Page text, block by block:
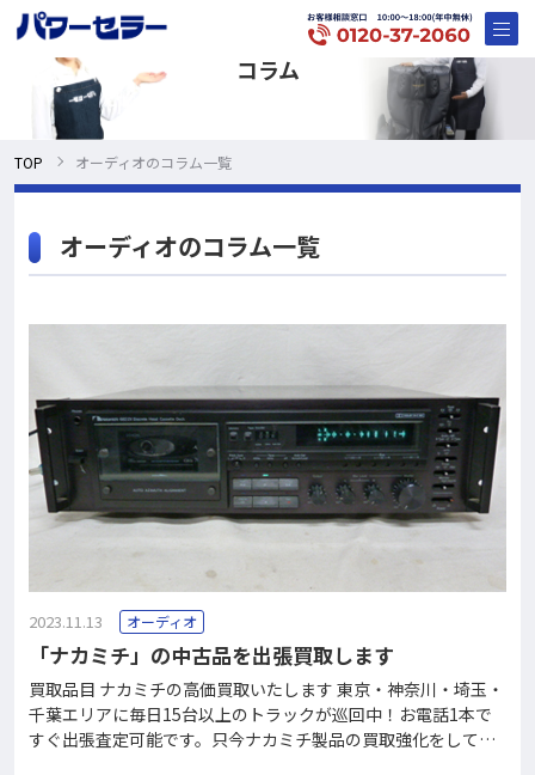
コラム
TOP オーディオのコラム一覧
オーディオのコラム一覧
2023.11.13 オーディオ
「ナカミチ」の中古品を出張買取します
買取品目 ナカミチの高価買取いたします 東京・神奈川・埼玉・
千葉エリアに毎日15台以上のトラックが巡回中！お電話1本で
すぐ出張査定可能です。只今ナカミチ製品の買取強化をしてお